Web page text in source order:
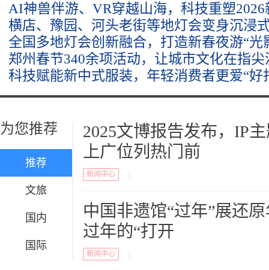
AI神兽伴游、VR穿越山海，科技重塑
横店、豫园、河头老街等地灯会变身沉浸
全国多地灯会创新融合，打造新春夜游“光
郑州春节340余项活动，让城市文化在指尖
科技赋能新中式服装，年轻消费者更爱“好
为您推荐
推荐
文旅
国内
国际
2025文博报告发布，IP
上广位列热门前
新闻中心
中国非遗馆“过年”展还
过年的“打开
新闻中心